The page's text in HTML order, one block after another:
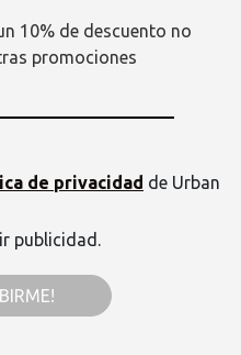
10% de descuento no
promociones
de privacidad de Urban
publicidad.